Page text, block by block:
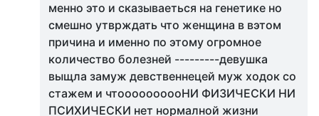
менно это и сказываеться на генетике но
смешно утврждать что женщина в вэтом
причина и именно по этому огромное
количество болезней ---------девушка
выщла замуж девственнецей муж ходок со
стажем и чтоооооооооНИ ФИЗИЧЕСКИ НИ
ПСИХИЧЕСКИ нет нормалной жизни